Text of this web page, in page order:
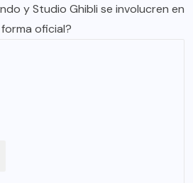
y Studio Ghibli se involucren en
oficial?